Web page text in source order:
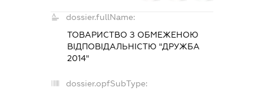
dossier.fullName:
ТОВАРИСТВО З ОБМЕЖЕНОЮ
ВІДПОВІДАЛЬНІСТЮ "ДРУЖБА
2014"
dossier.opfSubType: